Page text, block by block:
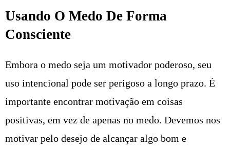
Usando O Medo De Forma
Consciente
Embora o medo seja um motivador poderoso, seu
uso intencional pode ser perigoso a longo prazo. É
importante encontrar motivação em coisas
positivas, em vez de apenas no medo. Devemos nos
motivar pelo desejo de alcançar algo bom e